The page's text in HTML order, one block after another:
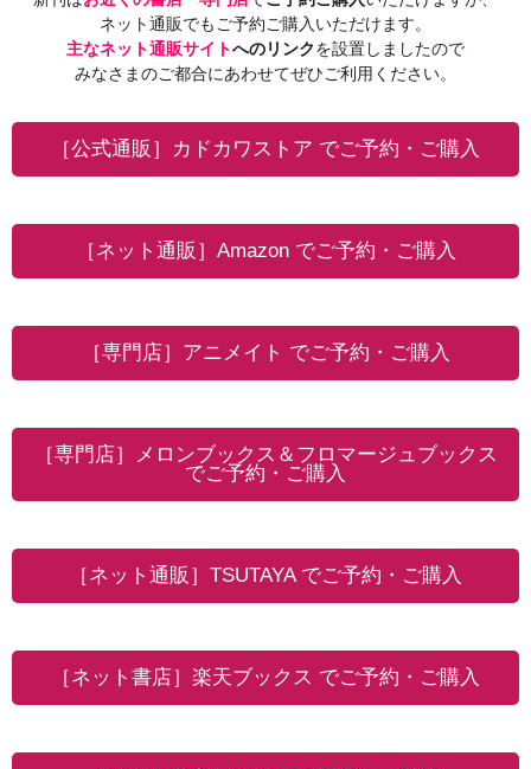
ネット通販でもご予約ご購入いただけます。
主なネット通販サイトへのリンクを設置しましたので
みなさまのご都合にあわせてぜひご利用ください。
［公式通販］カドカワストア でご予約・ご購入
［ネット通販］Amazon でご予約・ご購入
［専門店］アニメイト でご予約・ご購入
［専門店］メロンブックス＆フロマージュブックス
でご予約・ご購入
［ネット通販］TSUTAYA でご予約・ご購入
［ネット書店］楽天ブックス でご予約・ご購入